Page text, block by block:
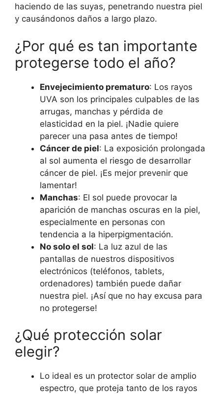
haciendo de las suyas, penetrando nuestra piel
y causándonos daños a largo plazo.
¿Por qué es tan importante
protegerse todo el año?
Envejecimiento prematuro: Los rayos
UVA son los principales culpables de las
arrugas, manchas y pérdida de
elasticidad en la piel. ¡Nadie quiere
parecer una pasa antes de tiempo!
Cáncer de piel: La exposición prolongada
al sol aumenta el riesgo de desarrollar
cáncer de piel. ¡Es mejor prevenir que
lamentar!
Manchas: El sol puede provocar la
aparición de manchas oscuras en la piel,
especialmente en personas con
tendencia a la hiperpigmentación.
No solo el sol: La luz azul de las
pantallas de nuestros dispositivos
electrónicos (teléfonos, tablets,
ordenadores) también puede dañar
nuestra piel. ¡Así que no hay excusa para
no protegerse!
¿Qué protección solar
elegir?
Lo ideal es un protector solar de amplio
espectro, que proteja tanto de los rayos